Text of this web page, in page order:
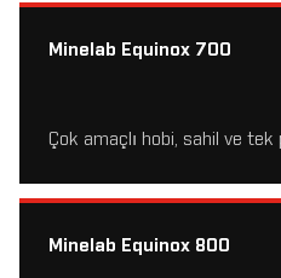
Minelab Equinox 700
Çok amaçlı hobi, sahil ve
Minelab Equinox 800